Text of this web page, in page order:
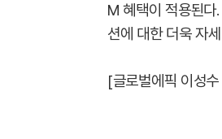
M 혜택이 적용된다
션에 대한 더욱 자
[글로벌에픽 이성